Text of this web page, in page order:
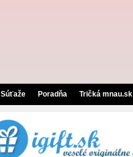
Súťaže Poradňa Tričká mnau.sk